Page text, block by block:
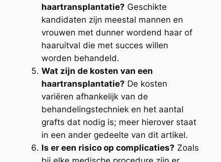
haartransplantatie? Geschikte
kandidaten zijn meestal mannen en
vrouwen met dunner wordend haar of
haaruitval die met succes willen
worden behandeld.
Wat zijn de kosten van een
haartransplantatie? De kosten
variëren afhankelijk van de
behandelingstechniek en het aantal
grafts dat nodig is; meer hierover staat
in een ander gedeelte van dit artikel.
Is er een risico op complicaties? Zoals